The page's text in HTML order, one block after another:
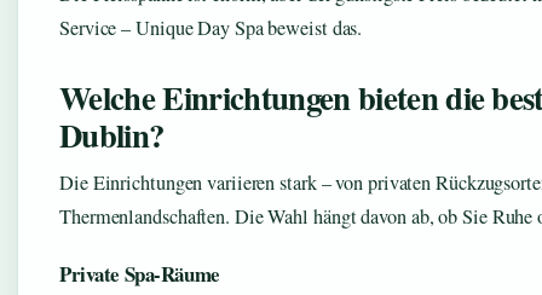
Service – Unique Day Spa beweist das.
Welche Einrichtungen bieten die
Dublin?
Die Einrichtungen variieren stark – von privaten
Thermenlandschaften. Die Wahl hängt davon ab, ob Sie Ruhe
Private Spa-Räume